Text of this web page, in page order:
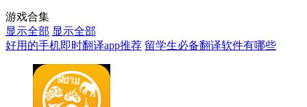
游戏合集
显示全部 显示全部
好用的手机即时翻译app推荐 留学生必备翻译软件有哪些